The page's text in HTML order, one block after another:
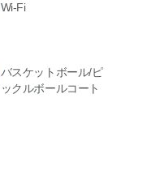
Wi-Fi
バスケットボール/ピ
ックルボールコート